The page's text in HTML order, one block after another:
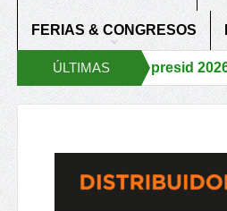
FERIAS & CONGRESOS
ÚLTIMAS
NOTICIAS
Aapresid 2026
IICA y Aapresid fortalecen una